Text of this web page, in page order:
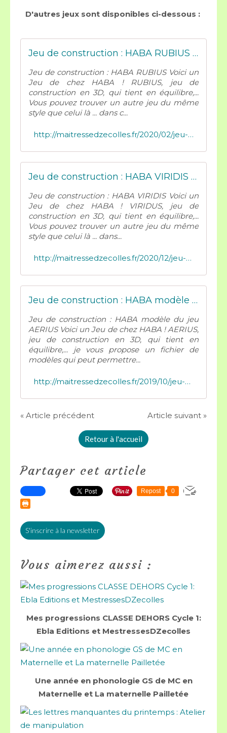
D'autres jeux sont disponibles ci-dessous :
Jeu de construction : HABA RUBIUS - Mes tresses D Zécolles
Jeu de construction : HABA RUBIUS Voici un
Jeu de chez HABA ! RUBIUS, jeu de
construction en 3D, qui tient en équilibre,...
Vous pouvez trouver un autre jeu du même
style que celui là ... dans c...
http://maitressedzecolles.fr/2020/02/jeu-de-construction-haba-rubius.html
Jeu de construction : HABA VIRIDIS - Mes tresses D Zécolles
Jeu de construction : HABA VIRIDIS Voici un
Jeu de chez HABA ! VIRIDUS, jeu de
construction en 3D, qui tient en équilibre,...
Vous pouvez trouver un autre jeu du même
style que celui là ... dans...
http://maitressedzecolles.fr/2020/12/jeu-de-construction-haba-viridis.html
Jeu de construction : HABA modèle du jeu AERIUS - Mes tresses D Zécolles
Jeu de construction : HABA modèle du jeu
AERIUS Voici un Jeu de chez HABA ! AERIUS,
jeu de construction en 3D, qui tient en
équilibre,... je vous propose un fichier de
modèles qui peut permettre...
http://maitressedzecolles.fr/2019/10/jeu-de-construction-haba-aerius.html
« Article précédent Article suivant »
Retour à l'accueil
Partager cet article
Repost 0
S'inscrire à la newsletter
Vous aimerez aussi :
Mes progressions CLASSE DEHORS Cycle 1:
Ebla Editions et MestressesDZecolles
Une année en phonologie GS de MC en
Maternelle et La maternelle Pailletée